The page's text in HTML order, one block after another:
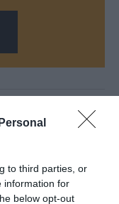
to third parties, or
information for
below opt-out
Print